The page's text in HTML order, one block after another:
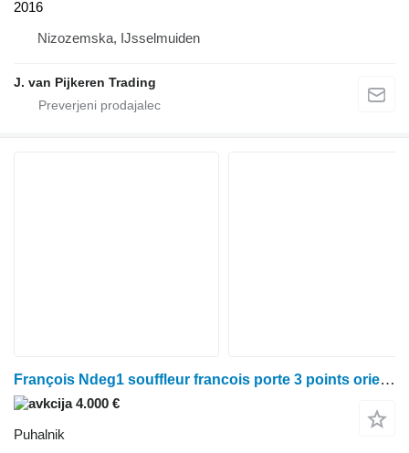
2016
Nizozemska, IJsselmuiden
J. van Pijkeren Trading
François Ndeg1 souffleur francois porte 3 points orientation
4.000 €
Puhalnik